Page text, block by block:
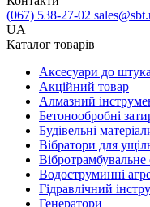
(067) 538-27-02
UA
Каталог товарів
Аксесуари до
Акційний товар
Алмазний
Бетонообробні
Будівельні
Вібратори для
Водоструминні
Гідравлічний
Генератори